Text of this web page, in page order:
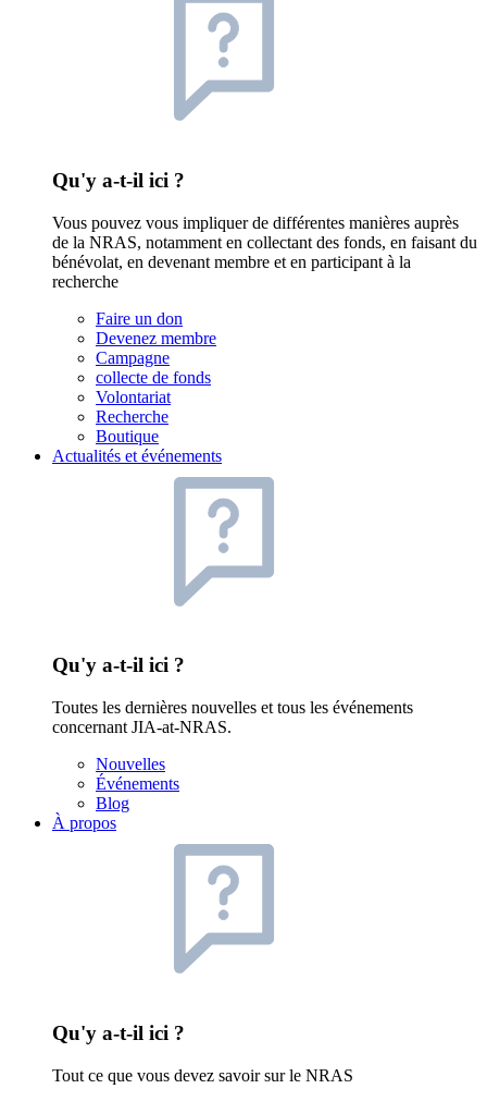
Qu'y a-t-il ici ?
Vous pouvez vous impliquer de différentes manières auprès
de la NRAS, notamment en collectant des fonds, en faisant du
bénévolat, en devenant membre et en participant à la
recherche
Faire un don
Devenez membre
Campagne
collecte de fonds
Volontariat
Recherche
Boutique
Actualités et événements
Qu'y a-t-il ici ?
Toutes les dernières nouvelles et tous les événements
concernant JIA-at-NRAS.
Nouvelles
Événements
Blog
À propos
Qu'y a-t-il ici ?
Tout ce que vous devez savoir sur le NRAS